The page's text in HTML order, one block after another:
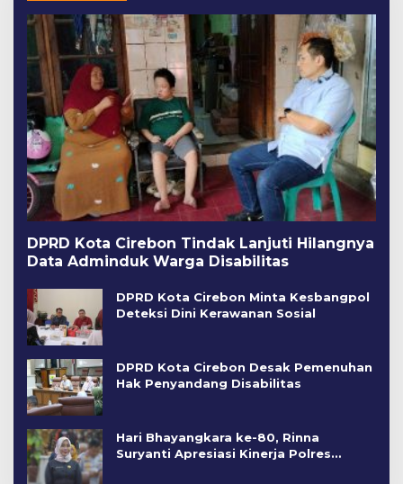
DPRD Kota Cirebon Tindak Lanjuti Hilangnya
Data Adminduk Warga Disabilitas
DPRD Kota Cirebon Minta Kesbangpol
Deteksi Dini Kerawanan Sosial
DPRD Kota Cirebon Desak Pemenuhan
Hak Penyandang Disabilitas
Hari Bhayangkara ke-80, Rinna
Suryanti Apresiasi Kinerja Polres